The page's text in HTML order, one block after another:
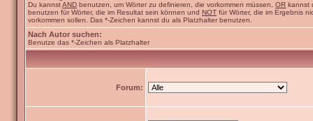
Du kannstAND benutzen, um Wörter zu definieren, die vorkommen müssen, OR kannst
benutzen für Wörter, die im Resultat sein können und NOT für Wörter, die im Ergebnis
vorkommen sollen. Das *-Zeichen kannst du als Platzhalter benutzen.
Nach Autor suchen:
Benutze das *-Zeichen als Platzhalter
Forum: